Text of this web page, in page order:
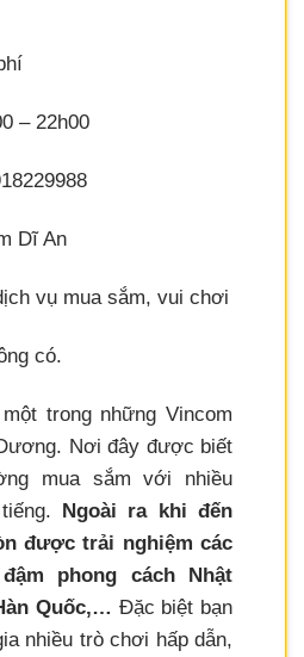
– 22h00
Dĩ An
vụ mua sắm, vui chơi
có.
trong những Vincom
Nơi đây được biết
mua sắm với nhiều
Ngoài ra khi đến
được trải nghiệm các
phong cách Nhật
Quốc,… Đặc biệt bạn
nhiều trò chơi hấp dẫn,